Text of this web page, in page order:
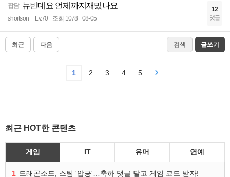
잡담 뉴빈데요 언제까지재밌나요
shortson Lv.70 조회 1078 08-05
12
댓글
최근 다음 검색 글쓰기
1 2 3 4 5
최근 HOT한 콘텐츠
게임 IT 유머 연예
1 드래곤소드, 스팀 '압긍'…축하 댓글 달고 게임 코드 받자!